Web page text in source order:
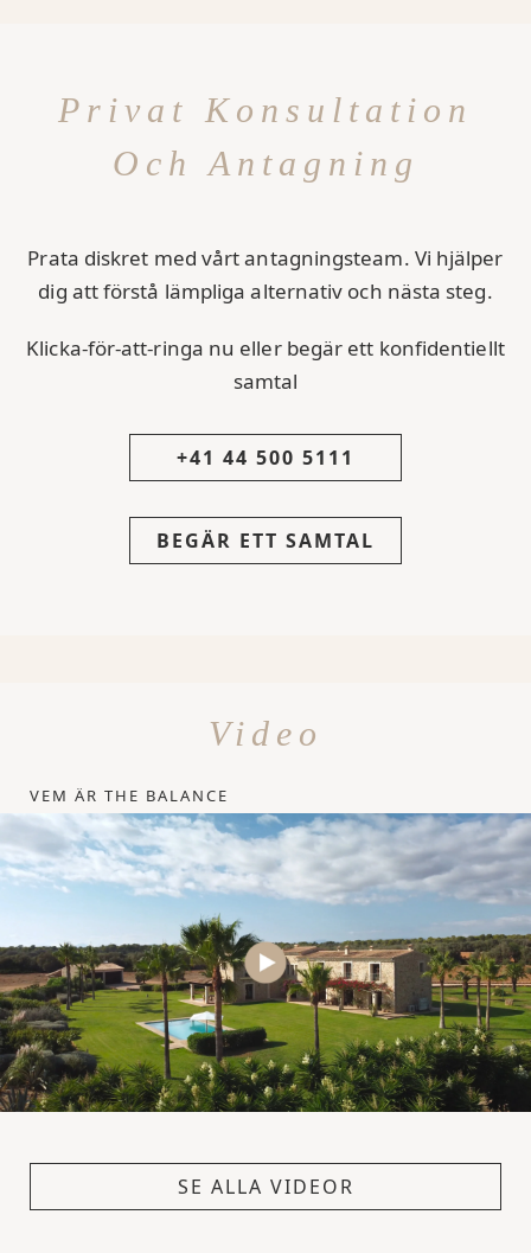
Privat Konsultation
Och Antagning
Prata diskret med vårt antagningsteam. Vi hjälper
dig att förstå lämpliga alternativ och nästa steg.
Klicka-för-att-ringa nu eller begär ett konfidentiellt
samtal
+41 44 500 5111
BEGÄR ETT SAMTAL
Video
VEM ÄR THE BALANCE
SE ALLA VIDEOR